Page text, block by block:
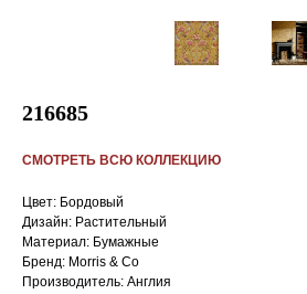
216685
СМОТРЕТЬ ВСЮ КОЛЛЕКЦИЮ
Цвет: Бордовый
Дизайн: Растительный
Материал: Бумажные
Бренд: Morris & Co
Производитель: Англия